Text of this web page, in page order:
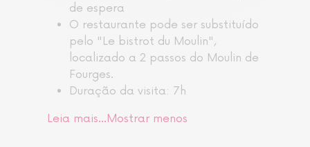
de espera
O restaurante pode ser substituído
pelo "Le bistrot du Moulin",
localizado a 2 passos do Moulin de
Fourges.
Duração da visita: 7h
Leia mais…Mostrar menos